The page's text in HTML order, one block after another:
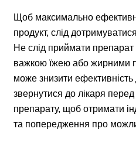
Щоб максимально
продукт, слід
Не слід приймати
важкою їжею або жирними
може знизити ефективність
звернутися до лікаря
препарату, щоб отримати
та попередження про